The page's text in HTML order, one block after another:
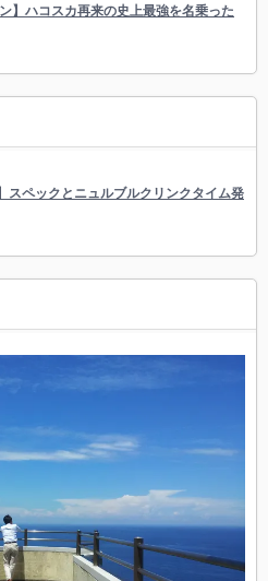
】ハコスカ再来の史上最強を名乗った
スペックとニュルブルクリンクタイム発